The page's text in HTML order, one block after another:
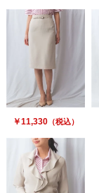
￥11,330（税込）